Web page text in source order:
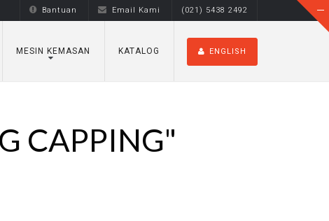
Bantuan Email Kami (021) 5438 2492
MESIN KEMASAN KATALOG ENGLISH
CAPPING"